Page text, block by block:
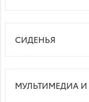
СИДЕНЬЯ
МУЛЬТИМЕДИА